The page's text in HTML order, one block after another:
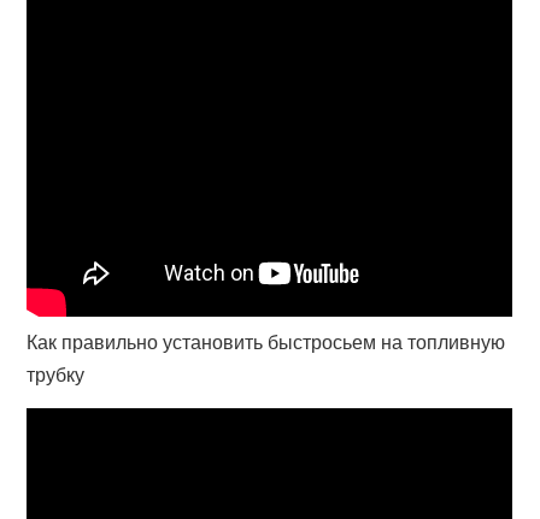
Как правильно установить быстросьем на топливную
трубку